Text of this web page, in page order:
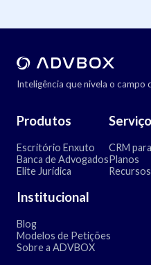
Inteligência que nivela o campo
Produtos
Escritório Enxuto
Banca de Advogados
Elite Jurídica
CRM
Planos
Recursos
Institucional
Blog
Modelos de Petições
Sobre a ADVBOX